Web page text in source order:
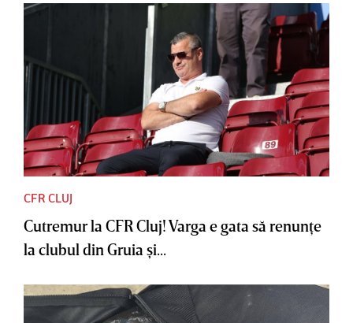
CFR CLUJ
Cutremur la CFR Cluj! Varga e gata să renunţe
la clubul din Gruia şi...